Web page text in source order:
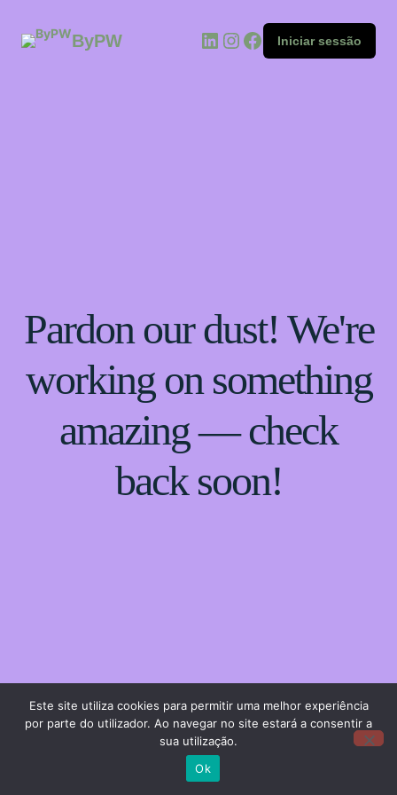
ByPW Iniciar sessão
Pardon our dust! We're
working on something
amazing — check
back soon!
Este site utiliza cookies para permitir uma melhor experiência
por parte do utilizador. Ao navegar no site estará a consentir a
sua utilização.
Ok